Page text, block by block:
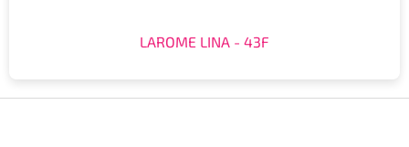
LAROME LINA - 43F